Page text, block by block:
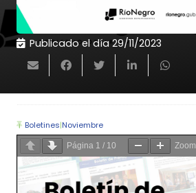
Publicado el día29/11/2023
Boletines|Noviembre
Página 1 / 10 Zoom